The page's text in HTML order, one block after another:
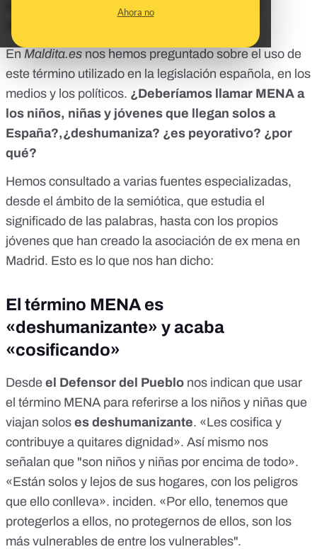
Ahora no
sin un adulto responsable de él y en riesgo de
En Maldita.es nos hemos preguntado sobre el uso de
este término utilizado en la legislación española, en los
medios y los políticos. ¿Deberíamos llamar MENA a
los niños, niñas y jóvenes que llegan solos a
España?,¿deshumaniza? ¿es peyorativo? ¿por
qué?
Hemos consultado a varias fuentes especializadas,
desde el ámbito de la semiótica, que estudia el
significado de las palabras, hasta con los propios
jóvenes que han creado la asociación de ex mena en
Madrid. Esto es lo que nos han dicho:
El término MENA es
«deshumanizante» y acaba
«cosificando»
Desde el Defensor del Pueblo nos indican que usar
el término MENA para referirse a los niños y niñas que
viajan solos es deshumanizante. «Les cosifica y
contribuye a quitares dignidad». Así mismo nos
señalan que "son niños y niñas por encima de todo».
«Están solos y lejos de sus hogares, con los peligros
que ello conlleva». inciden. «Por ello, tenemos que
protegerlos a ellos, no protegernos de ellos, son los
más vulnerables de entre los vulnerables".